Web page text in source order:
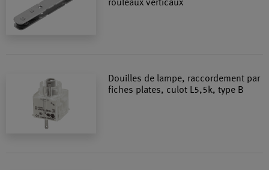
rouleaux verticaux
Douilles de lampe, raccordement par
fiches plates, culot L5,5k, type B